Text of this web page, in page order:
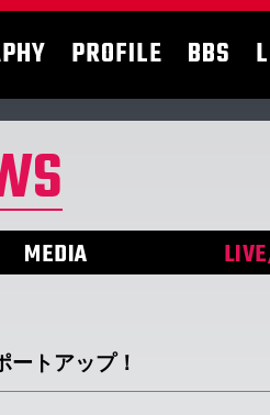
PROFILE BBS
MEDIA
ートアップ！